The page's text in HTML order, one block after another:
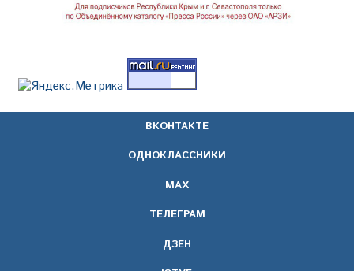
ВКОНТАКТЕ
ОДНОКЛАССНИКИ
МАХ
ТЕЛЕГРАМ
ДЗЕН